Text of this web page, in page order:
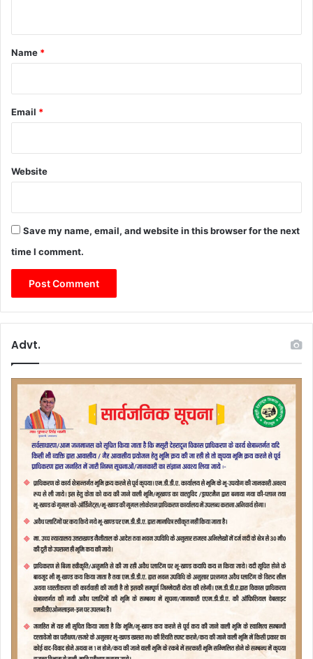
*
Name *
Email *
Website
Save my name, email, and website in this browser for the next
time I comment.
Advt.